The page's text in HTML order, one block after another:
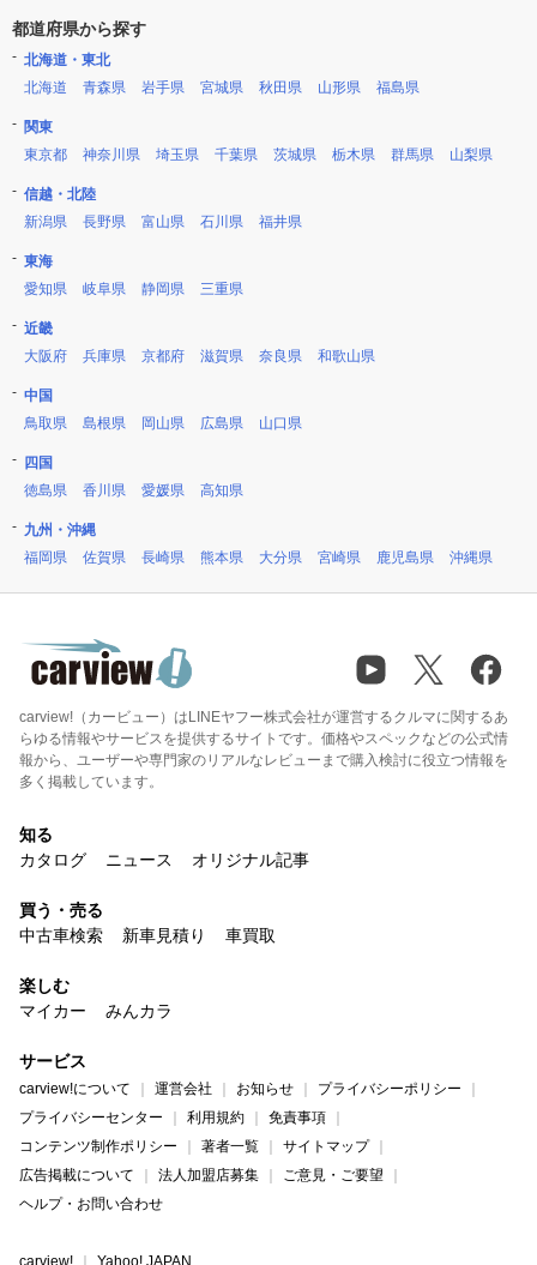
都道府県から探す
北海道・東北
北海道
青森県 岩手県 宮城県 秋田県 山形県 福島県
関東
東京都
神奈川県 埼玉県 千葉県 茨城県 栃木県 群馬県 山梨県
信越・北陸
新潟県
長野県 富山県 石川県 福井県
東海
愛知県
岐阜県 静岡県 三重県
近畿
大阪府
兵庫県 京都府 滋賀県 奈良県 和歌山県
中国
鳥取県
島根県 岡山県 広島県 山口県
四国
徳島県
香川県 愛媛県 高知県
九州・沖縄
福岡県
佐賀県 長崎県 熊本県 大分県 宮崎県 鹿児島県 沖縄県
carview!（カービュー）はLINEヤフー株式会社が運営するクルマに関するあ
らゆる情報やサービスを提供するサイトです。価格やスペックなどの公式情
報から、ユーザーや専門家のリアルなレビューまで購入検討に役立つ情報を
多く掲載しています。
知る
カタログ
ニュース オリジナル記事
買う・売る
中古車検索
新車見積り 車買取
楽しむ
マイカー
みんカラ
サービス
carview!について 運営会社 お知らせ
プライバシーポリシー
プライバシーセンター
利用規約
免責事項
コンテンツ制作ポリシー
著者一覧
サイトマップ
広告掲載について
法人加盟店募集
ご意見・ご要望
ヘルプ・お問い合わせ